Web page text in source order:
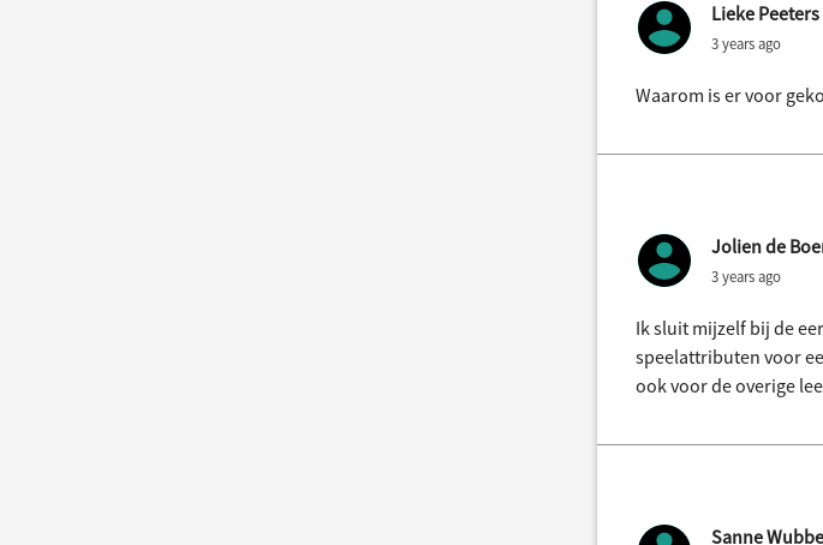
Lieke Peeters
3 years ago
Waarom is er voor
Jolien de
3 years ago
Ik sluit mijzelf bij de
speelattributen voor
ook voor de overige
Sanne